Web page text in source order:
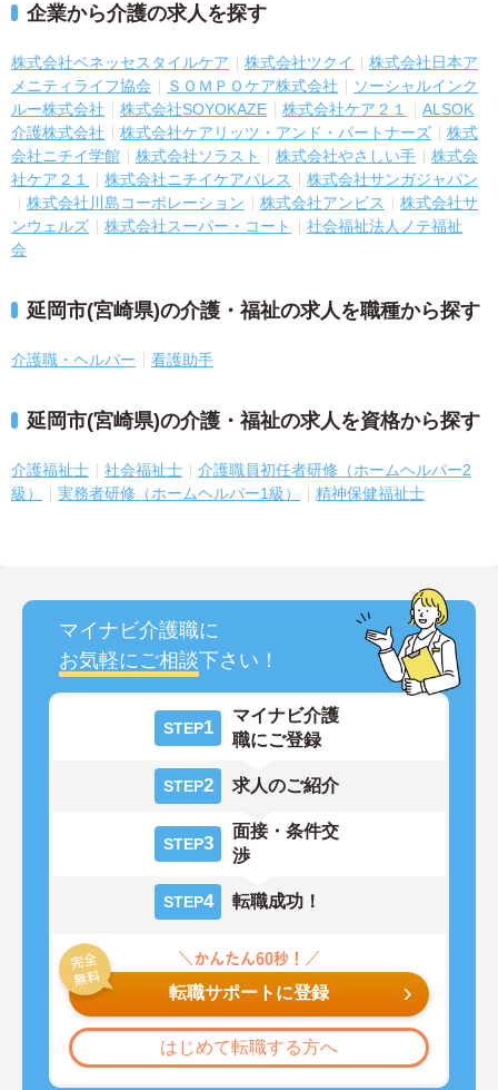
企業から介護の求人を探す
株式会社ベネッセスタイルケア 株式会社ツクイ
株式会社日本ア
メニティライフ協会
ＳＯＭＰＯケア株式会社
ソーシャルインク
ルー株式会社
株式会社SOYOKAZE 株式会社ケア２１
ALSOK
介護株式会社
株式会社ケアリッツ・アンド・パートナーズ
株式
会社ニチイ学館
株式会社ソラスト 株式会社やさしい手
株式会
社ケア２１
株式会社ニチイケアパレス
株式会社サンガジャパン
株式会社川島コーポレーション
株式会社アンビス
株式会社サ
ンウェルズ
株式会社スーパー・コート
社会福祉法人ノテ福祉
会
延岡市(宮崎県)の介護・福祉の求人を職種から探す
介護職・ヘルパー 看護助手
延岡市(宮崎県)の介護・福祉の求人を資格から探す
介護福祉士 社会福祉士
介護職員初任者研修（ホームヘルパー2
級）
実務者研修（ホームヘルパー1級） 精神保健福祉士
マイナビ介護職に
お気軽にご相談下さい！
STEP1
マイナビ介護
職にご登録
STEP2 求人のご紹介
STEP3
面接・条件交
渉
STEP4 転職成功！
転職サポートに登録
はじめて転職する方へ